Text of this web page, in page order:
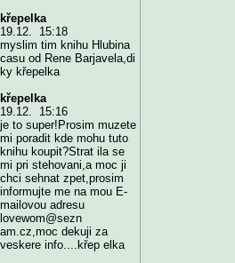
křepelka
19.12. 15:18
myslim tim knihu Hlubina
casu od Rene Barjavela,di
ky křepelka
křepelka
19.12. 15:16
je to super!Prosim muzete
mi poradit kde mohu tuto
knihu koupit?Strat ila se
mi pri stehovani,a moc ji
chci sehnat zpet,prosim
informujte me na mou E-
mailovou adresu
lovewom@sezn
am.cz,moc dekuji za
veskere info....křep elka